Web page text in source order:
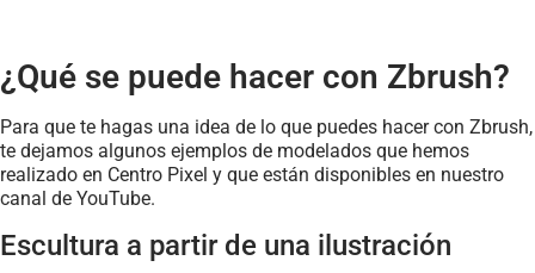
¿Qué se puede hacer con Zbrush?
Para que te hagas una idea de lo que puedes hacer con Zbrush,
te dejamos algunos ejemplos de modelados que hemos
realizado en Centro Pixel y que están disponibles en nuestro
canal de YouTube.
Escultura a partir de una ilustración